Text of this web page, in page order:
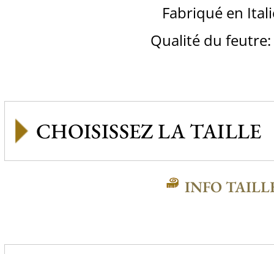
Fabriqué en
Qualité du feutre:
INFO